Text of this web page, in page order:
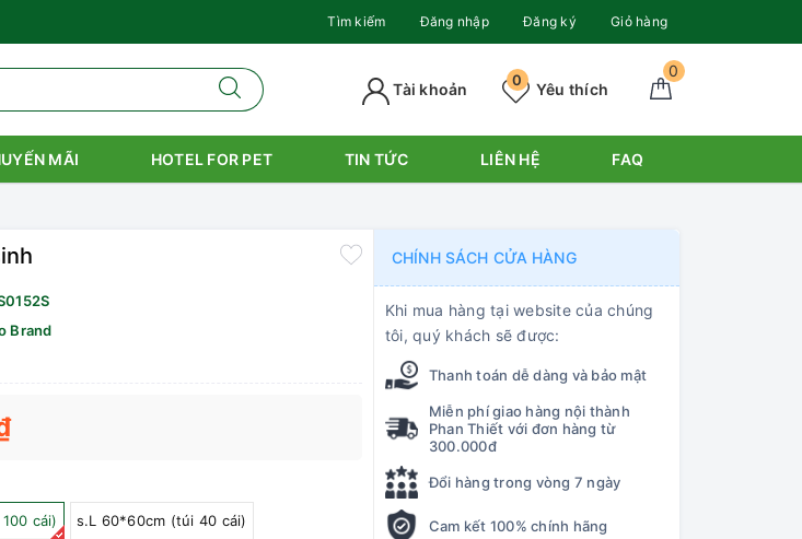
Tìm kiếm Đăng nhập Đăng ký Giỏ hàng
0
Yêu thích
0
Tài khoản
MÃI HOTEL FOR PET TIN TỨC LIÊN HỆ FAQ
Brand
cái) s.L 60*60cm (túi 40 cái)
CHÍNH SÁCH CỬA HÀNG
Khi mua hàng tại website của chúng
tôi, quý khách sẽ được:
Thanh toán dễ dàng và bảo mật
Miễn phí giao hàng nội thành
Phan Thiết với đơn hàng từ
300.000đ
Đổi hàng trong vòng 7 ngày
Cam kết 100% chính hãng